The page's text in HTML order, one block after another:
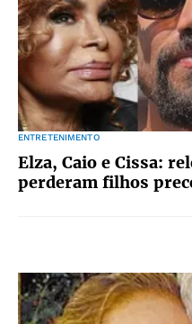
ENTRETENIMENTO
Elza, Caio e Cissa:
perderam filhos